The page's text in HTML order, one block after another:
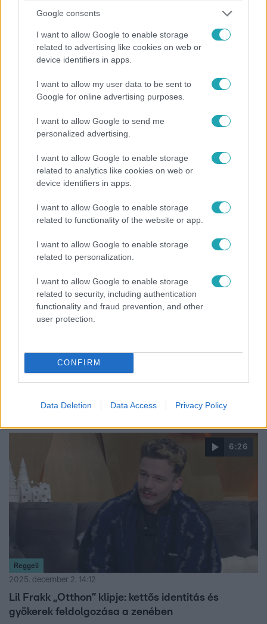
Google consents
I want to allow Google to enable storage
related to advertising like cookies on web or
device identifiers in apps.
I want to allow my user data to be sent to
Google for online advertising purposes.
I want to allow Google to send me
personalized advertising.
I want to allow Google to enable storage
related to analytics like cookies on web or
device identifiers in apps.
I want to allow Google to enable storage
related to functionality of the website or app.
I want to allow Google to enable storage
related to personalization.
I want to allow Google to enable storage
related to security, including authentication
functionality and fraud prevention, and other
user protection.
CONFIRM
Data Deletion Data Access Privacy Policy
Reggeli
2025. december 18. 11:18
Lil Frakk a megbocsátás és önszeretet útjáról
Kadarkai Endre sorozatában
Új sorozatunkban Kadarkai Endre ismert emberektől hoz
őszinte történeteket a kapcsolatok helyreállításáról,
elárulja, hogyan küzdött azzal, hogy konfliktuskerülőként
gyakran nem mer haragudni, és sokszor bocsánatot kért
olyan dolgokért is, amiben nem volt hibás. Megtanulta,
hogy ha önmagát szeretni és elfogadni tudja, másokat is
könnyebben képes szeretni és megbocsátani.
Fókusz
2025. december 8. 19:45
élete egyik legjobb koncertjét hozta össze
Az OG Fluor buli – amelyen Istenes Bence, Puskás Peti és
az előadó, hanem a rajongók fejéből pattant ki.
6:26
Reggeli
2025. december 2. 14:12
Lil Frakk „Otthon” klipje: kettős identitás és
gyökerek feldolgozása a zenében